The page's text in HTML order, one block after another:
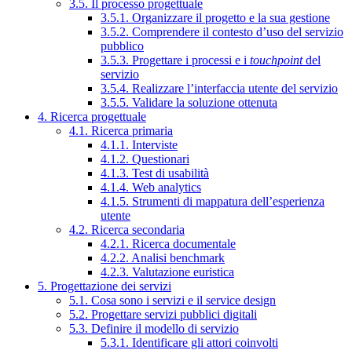
3.5. Il processo progettuale
3.5.1. Organizzare il progetto e la sua gestione
3.5.2. Comprendere il contesto d’uso del servizio
pubblico
3.5.3. Progettare i processi e i touchpointdel
servizio
3.5.4. Realizzare l’interfaccia utente del servizio
3.5.5. Validare la soluzione ottenuta
4. Ricerca progettuale
4.1. Ricerca primaria
4.1.1. Interviste
4.1.2. Questionari
4.1.3. Test di usabilità
4.1.4. Web analytics
4.1.5. Strumenti di mappatura dell’esperienza
utente
4.2. Ricerca secondaria
4.2.1. Ricerca documentale
4.2.2. Analisi benchmark
4.2.3. Valutazione euristica
5. Progettazione dei servizi
5.1. Cosa sono i servizi e il service design
5.2. Progettare servizi pubblici digitali
5.3. Definire il modello di servizio
5.3.1. Identificare gli attori coinvolti